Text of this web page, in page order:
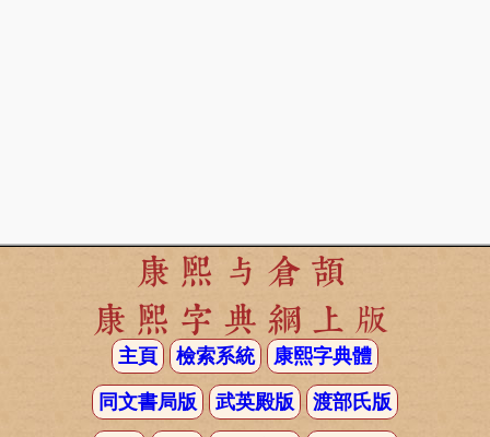
康熙与倉頡
康熙字典網上版
主頁 檢索系統 康熙字典體
同文書局版 武英殿版 渡部氏版